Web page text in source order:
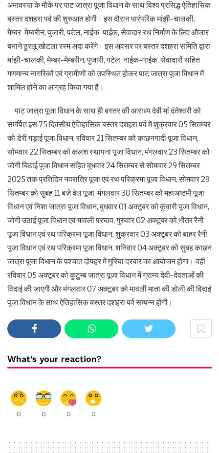
अमावस्या के मौके पर पाट जात्रा पूजा विधान के साथ विश्व प्रसिद्ध ऐतिहासिक
बस्तर दशहरा पर्व की शुरुआत होगी। इस दौरान पारंपरिक मांझी-चालकी,
मेम्बर-मेम्बरीन, पुजारी, पटेल, नाईक-पाईक, सेवादार रथ निर्माण के लिए औजार
बनाने ठुरलू खोटला रस्म अदा करेंगे। इस अवसर पर बस्तर दशहरा समिति द्वारा
मांझी-चालकी, मेम्बर-मेम्बरीन, पुजारी, पटेल, नाईक-पाईक, सेवादारों सहित
गणमान्य नागरिकों एवं ग्रामीणों को उपस्थित होकर पाट जात्रा पूजा विधान में
शामिल होने का आग्रह किया गया है।
पाट जात्रा पूजा विधान के साथ ही बस्तर की आराध्य देवी मां दंतेश्वरी को
समर्पित इस 75 दिवसीय ऐतिहासिक बस्तर दशहरा पर्व में शुक्रवार 05 सितम्बर
को डेरी गड़ाई पूजा विधान, रविवार 21 सितम्बर को काछनगादी पूजा विधान,
सोमवार 22 सितम्बर को कलश स्थापना पूजा विधान, मंगलवार 23 सितम्बर को
जोगी बिठाई पूजा विधान सहित बुधवार 24 सितम्बर से सोमवार 29 सितम्बर
2025 तक प्रतिदिन नवरात्रि पूजा एवं रथ परिक्रमा पूजा विधान, सोमवार 29
सितम्बर को सुबह 11 बजे बेल पूजा, मंगलवार 30 सितम्बर को महाअष्टमी पूजा
विधान एवं निशा जात्रा पूजा विधान, बुधवार 01 अक्टूबर को कुंवारी पूजा विधान,
जोगी उठाई पूजा विधान एवं मावली परघाव, गुरुवार 02 अक्टूबर को भीतर रैनी
पूजा विधान एवं रथ परिक्रमा पूजा विधान, शुक्रवार 03 अक्टूबर को बाहर रैनी
पूजा विधान एवं रथ परिक्रमा पूजा विधान, शनिवार 04 अक्टूबर को सुबह काछन
जात्रा पूजा विधान के पश्चात दोपहर में मुरिया दरबार का आयोजन होगा। वहीं
रविवार 05 अक्टूबर को कुटुम्ब जात्रा पूजा विधान में ग्राम्य देवी-देवताओं की
विदाई की जाएगी और मंगलवार 07 अक्टूबर को मावली माता की डोली की विदाई
पूजा विधान के साथ ऐतिहासिक बस्तर दशहरा पर्व सम्पन्न होगी।
What's your reaction?
0 0 0 0